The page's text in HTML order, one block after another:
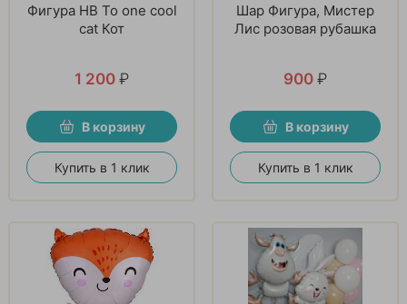
Фигура HB To one cool
cat Кот
1 200 ₽
В корзину
Купить в 1 клик
Шар Фигура, Мистер
Лис розовая рубашка
900 ₽
В корзину
Купить в 1 клик